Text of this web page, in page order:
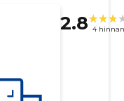
2.8 4